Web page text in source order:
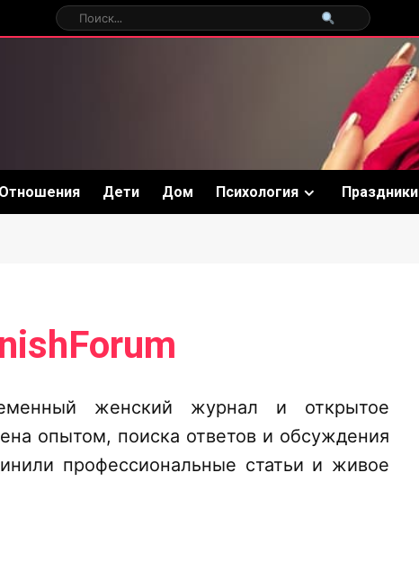
Отношения Дети Дом Психология Праздники
женский журнал и открытое
опытом, поиска ответов и обсуждения
профессиональные статьи и живое